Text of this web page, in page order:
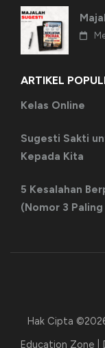
ARTIKEL
Kelas Online
Sugesti Sakti
Kepada Kita
5 Kesalahan
(Nomor 3 Paling
Hak Cipta
Education Zone |